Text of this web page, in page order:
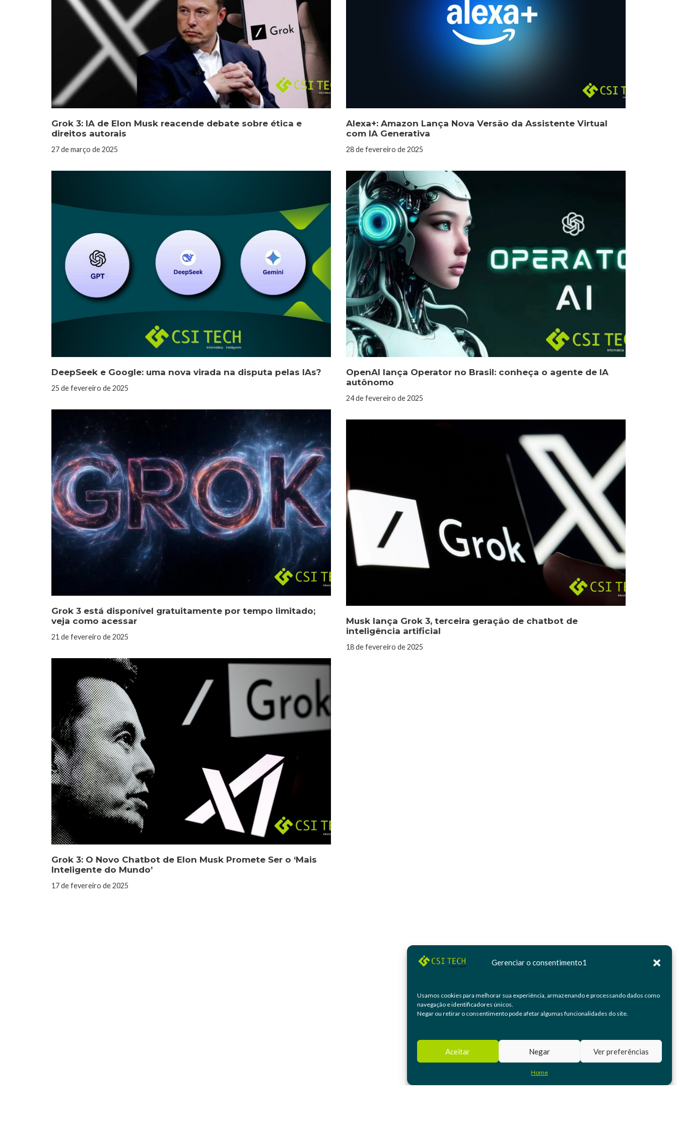
Gerenciar o consentimento1
Usamos cookies para melhorar sua experiência, armazenando e processando dados como
navegação e identificadores únicos.
Negar ou retirar o consentimento pode afetar algumas funcionalidades do site.
Aceitar Negar Ver preferências
Home
Grok 3: IA de Elon Musk reacende debate sobre ética e
direitos autorais
27 de março de 2025
Alexa+: Amazon Lança Nova Versão da Assistente Virtual
com IA Generativa
28 de fevereiro de 2025
DeepSeek e Google: uma nova virada na disputa pelas IAs?
25 de fevereiro de 2025
OpenAI lança Operator no Brasil: conheça o agente de IA
autônomo
24 de fevereiro de 2025
Grok 3 está disponível gratuitamente por tempo limitado;
veja como acessar
21 de fevereiro de 2025
Musk lança Grok 3, terceira geração de chatbot de
inteligência artificial
18 de fevereiro de 2025
Grok 3: O Novo Chatbot de Elon Musk Promete Ser o ‘Mais
Inteligente do Mundo’
17 de fevereiro de 2025